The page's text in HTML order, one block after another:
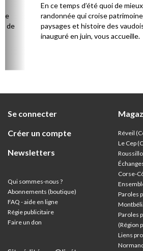
de
En ce temps d’été quoi de
randonnée qui croise
paysages et histoire des
inauguré en juin, vous accueille.
Se connecter
Créer un compte
Newsletters
Qui sommes-nous ?
Abonnements (boutique)
FAQ - aide en ligne
Régie publicitaire
Faire un don
Réveil
Le Cep
Corse-
Paroles
Paroles
(Région
Liens